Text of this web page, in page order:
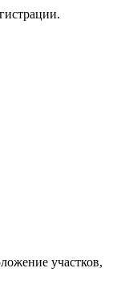
участков,